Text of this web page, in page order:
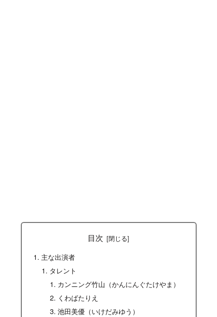
目次
主な出演者
タレント
カンニング竹山（かんにんぐたけやま）
くわばたりえ
池田美優（いけだみゆう）